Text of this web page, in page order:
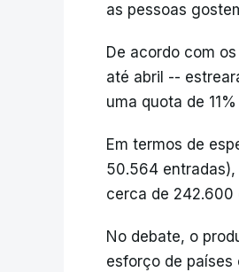
as pessoas
De acordo com
até abril --
uma quota de
Em termos de
50.564
cerca de 242.600
No debate, o
esforço de países